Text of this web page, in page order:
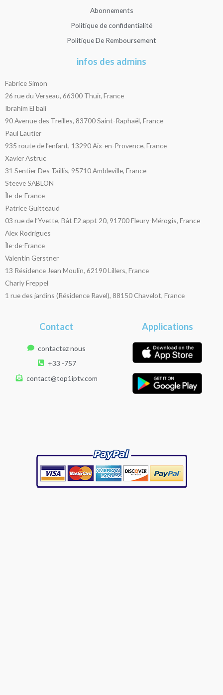
Abonnements
Politique de confidentialité
Politique De Remboursement
infos des admins
Fabrice Simon
26 rue du Verseau, 66300 Thuir, France
Ibrahim El bali
90 Avenue des Treilles, 83700 Saint-Raphaël, France
Paul Lautier
935 route de l’enfant, 13290 Aix-en-Provence, France
Xavier Astruc
31 Sentier Des Taillis, 95710 Ambleville, France
Steeve SABLON
Île-de-France
Patrice Guitteaud
03 rue de l’Yvette, Bât E2 appt 20, 91700 Fleury-Mérogis, France
Alex Rodrigues
Île-de-France
Valentin Gerstner
13 Résidence Jean Moulin, 62190 Lillers, France
Charly Freppel
1 rue des jardins (Résidence Ravel), 88150 Chavelot, France
Contact
contactez nous
+33 -757
contact@top1iptv.com
Applications